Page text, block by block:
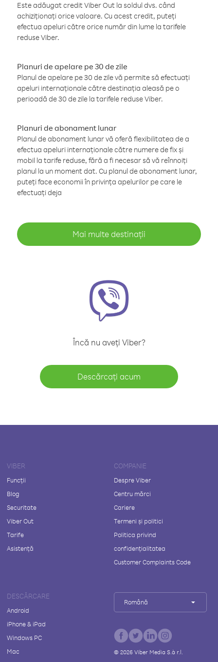
Este adăugat credit Viber Out la soldul dvs. când
achiziționați orice valoare. Cu acest credit, puteți
efectua apeluri către orice număr din lume la tarifele
reduse Viber.
Planuri de apelare pe 30 de zile
Planul de apelare pe 30 de zile vă permite să efectuați
apeluri internaționale către destinația aleasă pe o
perioadă de 30 de zile la tarifele reduse Viber.
Planuri de abonament lunar
Planul de abonament lunar vă oferă flexibilitatea de a
efectua apeluri internaționale către numere de fix și
mobil la tarife reduse, fără a fi necesar să vă reînnoiți
planul la un moment dat. Cu planul de abonament lunar,
puteți face economii în privința apelurilor pe care le
efectuați deja
Mai multe destinații
Încă nu aveți Viber?
Descărcați acum
VIBER
Funcții
Blog
Securitate
Viber Out
Tarife
Asistență
COMPANIE
Despre Viber
Centru mărci
Cariere
Termeni și politici
Politica privind
confidențialitatea
Customer Complaints Code
DESCĂRCARE
Android
iPhone & iPad
Windows PC
Mac
Română
© 2026Viber Media S.à r.l.